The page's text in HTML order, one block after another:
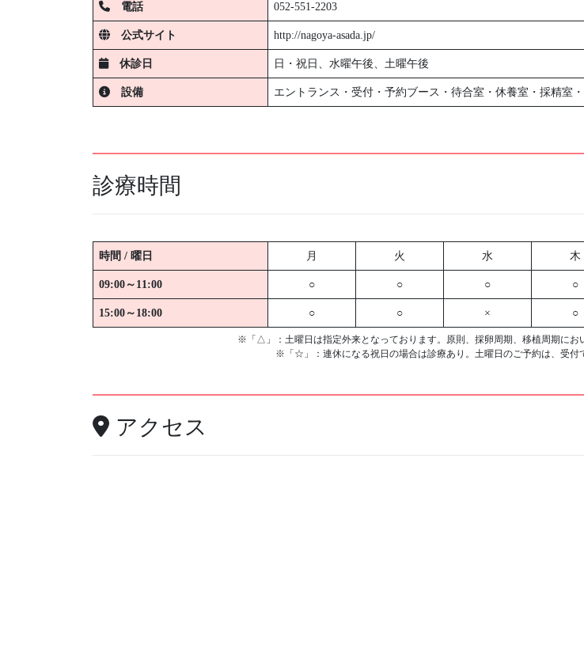
電話 052-551-2203
公式サイト http://nagoya-asada.jp/
休診日 日・祝日、水曜午後、土曜午後
設備 エントランス・受付・予約ブース・待合室・休養室・採精室
診療時間
時間 / 曜日 月 火 水 木
09:00～11:00 ○ ○ ○ ○
15:00～18:00 ○ ○ × ○
※「△」：土曜日は指定外来となっております。原則、採卵周期、移植周期にお
※「☆」：連休になる祝日の場合は診療あり。土曜日のご予約は、受付
アクセス